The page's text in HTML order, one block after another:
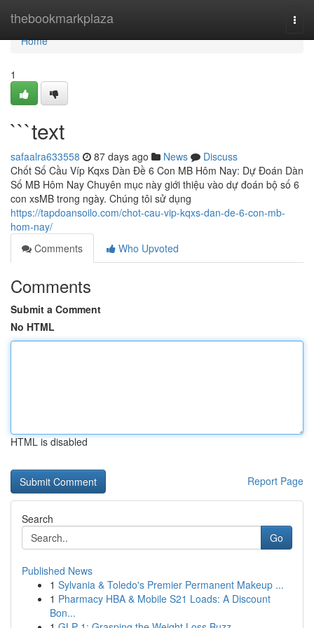
thebookmarkplaza
Home
Home
1
```text
safaalra633558 87 days ago News
Discuss
Chốt Số Cầu Víp Kqxs Dàn Đề 6 Con MB Hôm Nay: Dự Đoán Dàn
Số MB Hôm Nay Chuyên mục này giới thiệu vào dự đoán bộ số 6
con xsMB trong ngày. Chúng tôi sử dụng
https://tapdoansoilo.com/chot-cau-vip-kqxs-dan-de-6-con-mb-
hom-nay/
Comments
Who Upvoted
Comments
Submit a Comment
No HTML
HTML is disabled
Report Page
Search
Go
Published News
1 Sylvania & Toledo's Premier Permanent Makeup ...
1 Pharmacy HBA & Mobile S21 Loads: A Discount
Bon...